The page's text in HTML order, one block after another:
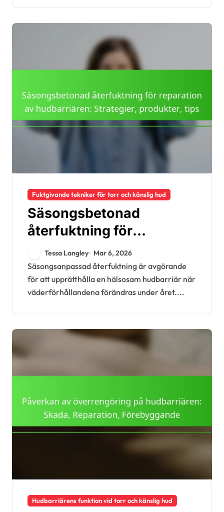
Fuktgivande tekniker för torr och känslig hud
Säsongsbetonad
återfuktning för
reparation av
hudbarriären: Strategier,
produkter, tips
Tessa Langley Mar 6, 2026
Säsongsanpassad återfuktning är avgörande
för att upprätthålla en hälsosam hudbarriär när
väderförhållandena förändras under året....
Hudbarriärens funktion vid torr och känslig hud